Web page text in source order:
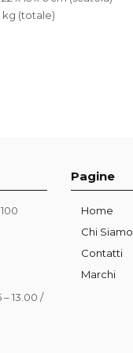
kg (totale)
13.00 /
Pagine
Home
Chi Siamo
Contatti
Marchi